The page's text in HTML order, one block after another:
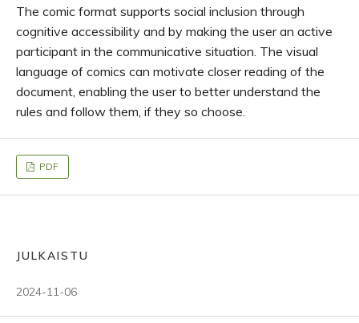
The comic format supports social inclusion through
cognitive accessibility and by making the user an active
participant in the communicative situation. The visual
language of comics can motivate closer reading of the
document, enabling the user to better understand the
rules and follow them, if they so choose.
PDF
JULKAISTU
2024-11-06